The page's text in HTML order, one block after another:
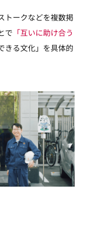
トークなどを複数掲
で 「互いに助け合う
きる文化」を具体的